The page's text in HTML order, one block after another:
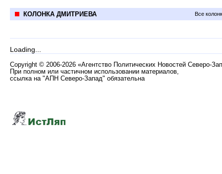
КОЛОНКА ДМИТРИЕВА Все
Loading...
Copyright © 2006-2026 «Агентство Политических Новостей Северо-
При полном или частичном использовании материалов,
ссылка на "АПН Северо-Запад" обязательна